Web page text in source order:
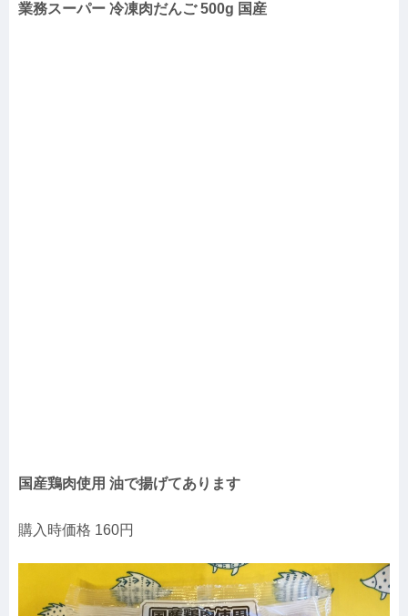
業務スーパー 冷凍肉だんご 500g 国産
国産鶏肉使用 油で揚げてあります
購入時価格 160円